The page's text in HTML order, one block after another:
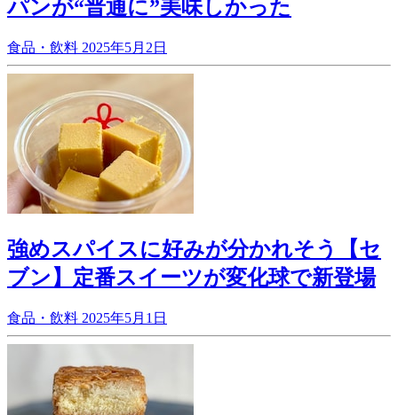
パンが“普通に”美味しかった
食品・飲料 2025年5月2日
強めスパイスに好みが分かれそう【セ
ブン】定番スイーツが変化球で新登場
食品・飲料 2025年5月1日